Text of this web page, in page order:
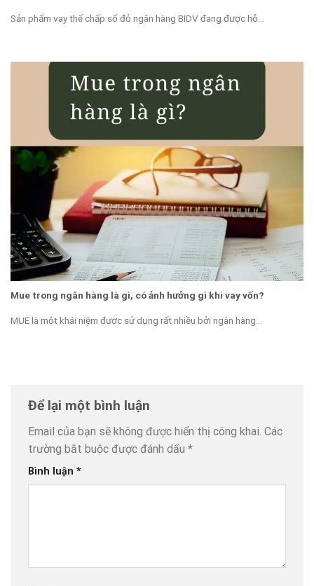
Sản phẩm vay thế chấp sổ đỏ ngân hàng BIDV đang được hỗ...
Mue trong ngân hàng là gì, có ảnh hưởng gì khi vay vốn?
MUE là một khái niệm được sử dụng rất nhiều bởi ngân hàng...
Để lại một bình luận
Email của bạn sẽ không được hiển thị công khai. Các
trường bắt buộc được đánh dấu *
Bình luận *